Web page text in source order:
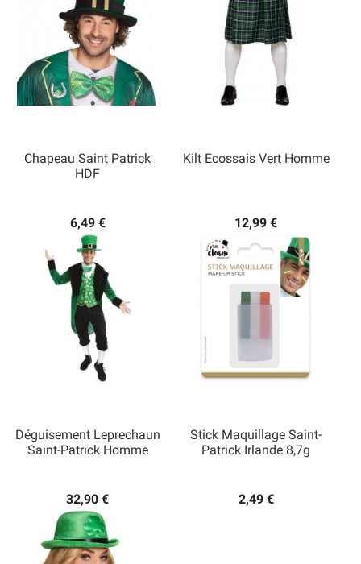
Chapeau Saint Patrick
HDF
6,49 €
Kilt Ecossais Vert Homme
12,99 €
Déguisement Leprechaun
Saint-Patrick Homme
32,90 €
Stick Maquillage Saint-
Patrick Irlande 8,7g
2,49 €